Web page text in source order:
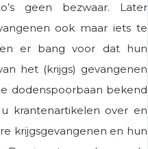
geen bezwaar. Later
ook maar iets te
er bang voor dat hun
het (krijgs) gevangenen
dodenspoorbaan bekend
krantenartikelen over en
krijgsgevangenen en hun